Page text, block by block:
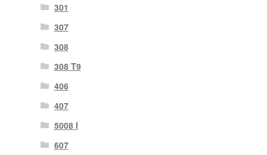
301
307
308
308 T9
406
407
5008 I
607